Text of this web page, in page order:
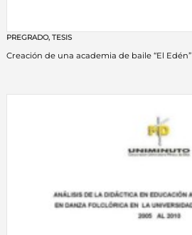
PREGRADO, TESIS
Creación de una academia de baile “El Edén”